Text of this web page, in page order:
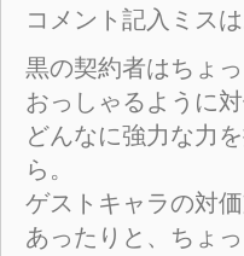
コメント記入ミス
黒の契約者はちょ
おっしゃるように対
どんなに強力な力
ら。
ゲストキャラの対
あったりと、ちょ